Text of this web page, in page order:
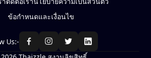
ข้อกำหนดและเงื่อนไข
Us:-